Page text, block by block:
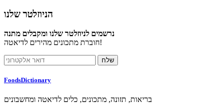
הניוזלטר שלנו
נרשמים לניוזלטר שלנו ומקבלים מתנה
חוברת מתכונים מהירים לדיאטה!
FoodsDictionary
בריאות, תזונה, מתכונים, כלים לדיאטה ומחשבונים